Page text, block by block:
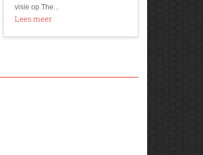
visie op The...
Lees meer